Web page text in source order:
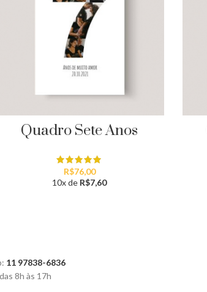
Quadro Sete Anos
R$76,00
10x de R$7,60
11 97838-6836
8h às 17h